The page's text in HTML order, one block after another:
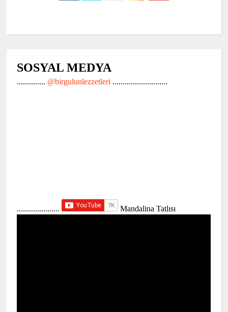
SOSYAL MEDYA
.............. @birgulunlezzetleri ...........................
..................... Mandalina Tatlısı